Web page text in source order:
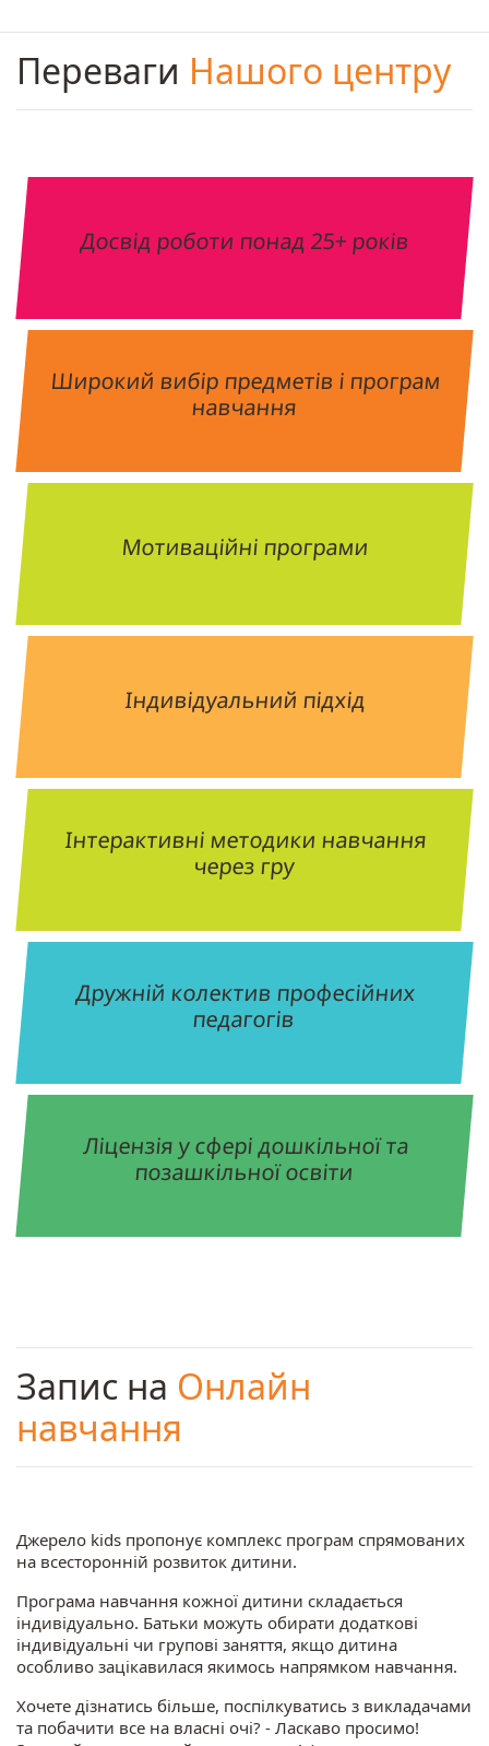
Переваги Нашого центру
Досвід роботи понад 25+ років
Широкий вибір предметів і програм
навчання
Мотиваційні програми
Індивідуальний підхід
Інтерактивні методики навчання
через гру
Дружній колектив професійних
педагогів
Ліцензія у сфері дошкільної та
позашкільної освіти
Запис на Онлайн
навчання
Джерело kids пропонує комплекс програм спрямованих
на всесторонній розвиток дитини.
Програма навчання кожної дитини складається
індивідуально. Батьки можуть обирати додаткові
індивідуальні чи групові заняття, якщо дитина
особливо зацікавилася якимось напрямком навчання.
Хочете дізнатись більше, поспілкуватись з викладачами
та побачити все на власні очі? - Ласкаво просимо!